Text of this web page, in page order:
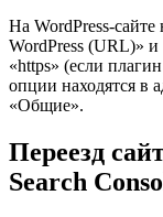
На WordPress-
WordPress (URL)»
«https» (если
опции находятся в
«Общие».
Переезд
Search